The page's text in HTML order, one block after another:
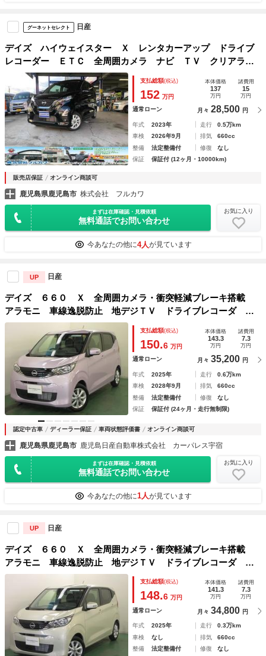
グーネットセレクト 日産
デイズ ハイウェイスター Ｘ レンタカーアップ ドライブ
レコーダー ＥＴＣ 全周囲カメラ ナビ ＴＶ クリアラン
スソナー 衝突被害軽減システム オートライト ＨＩＤ Ｌ
ＥＤヘッドランプ スマートキー アイドリングストップ
支払総額(税込)
152 万円
本体価格
137
万円
諸費用
15
万円
通常ローン 月々 28,500 円
年式 2023年 走行
0.5万km
車検
2026年9月 排気
660cc
整備
法定整備付 修復
なし
保証
保証付 (12ヶ月・10000km)
販売店保証 オンライン商談可
鹿児島県鹿児島市 株式会社 フルカワ
まずは在庫確認・見積依頼
無料通話でお問い合わせ
お気に入り
今あなたの他に4人が見ています
UP 日産
デイズ ６６０ Ｘ 全周囲カメラ・衝突軽減ブレーキ搭載
アラモニ 車線逸脱防止 地デジＴＶ ドライブレコーダ イ
ンテリキー バックカメラ ハイビームＡ 盗難警報装置 助
手席エアバック ナビＴＶ 運転席エアバッグ キーレス
支払総額(税込)
150.6 万円
本体価格
143.3
万円
諸費用
7.3
万円
通常ローン 月々 35,200 円
年式 2025年 走行
0.6万km
車検
2028年9月 排気
660cc
整備
法定整備付 修復
なし
保証
保証付 (24ヶ月・走行無制限)
認定中古車 ディーラー保証 車両状態評価書 オンライン商談可
鹿児島県鹿児島市 鹿児島日産自動車株式会社 カーパレス宇宿
まずは在庫確認・見積依頼
無料通話でお問い合わせ
お気に入り
今あなたの他に1人が見ています
UP 日産
デイズ ６６０ Ｘ 全周囲カメラ・衝突軽減ブレーキ搭載
アラモニ 車線逸脱防止 地デジＴＶ ドライブレコーダ イ
ンテリキー バックカメラ 盗難警報装置 助手席エアバッ
ク ナビＴＶ 運転席エアバッグ パワーウィンドウ ＰＳ
支払総額(税込)
148.6 万円
本体価格
141.3
万円
諸費用
7.3
万円
通常ローン 月々 34,800 円
年式 2025年 走行
0.3万km
車検
なし 排気
660cc
整備
法定整備付 修復
なし